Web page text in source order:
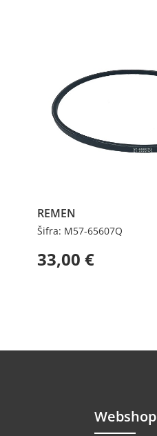
REMEN
Šifra: M57-65607Q
33,00 €
Webshop